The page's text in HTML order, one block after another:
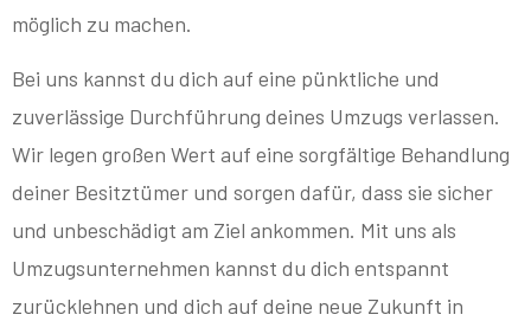
möglich zu machen.
Bei uns kannst du dich auf eine pünktliche und
zuverlässige Durchführung deines Umzugs verlassen.
Wir legen großen Wert auf eine sorgfältige Behandlung
deiner Besitztümer und sorgen dafür, dass sie sicher
und unbeschädigt am Ziel ankommen. Mit uns als
Umzugsunternehmen kannst du dich entspannt
zurücklehnen und dich auf deine neue Zukunft in